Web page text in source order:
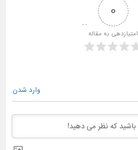
0
امتیازدهی به مقاله
وارد شدن